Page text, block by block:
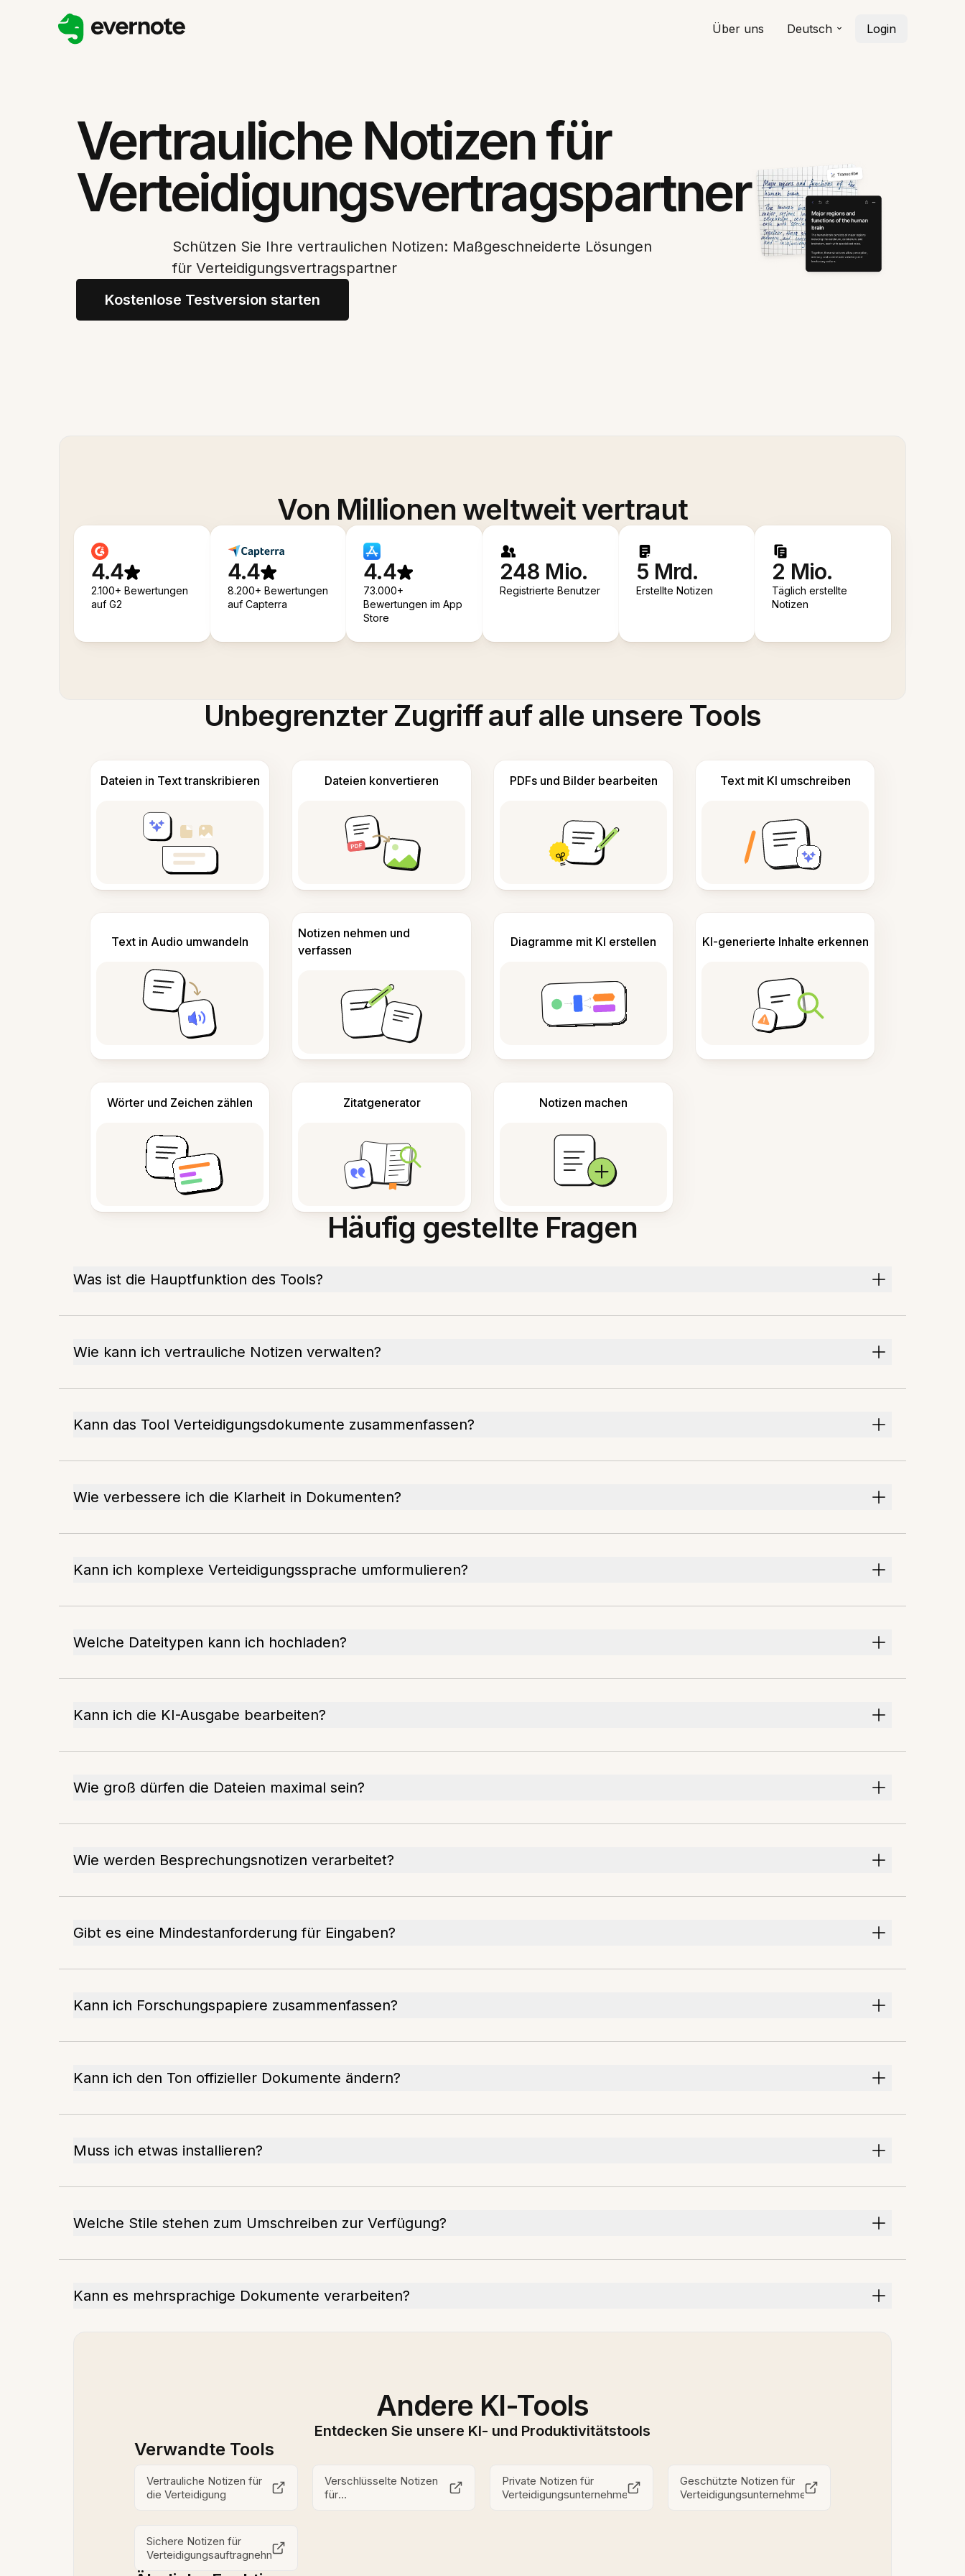
Über uns Deutsch Login
Vertrauliche Notizen für
Verteidigungsvertragspartner
Schützen Sie Ihre vertraulichen Notizen: Maßgeschneiderte Lösungen
für Verteidigungsvertragspartner
Kostenlose Testversion starten
Von Millionen weltweit vertraut
4.4
2.100+ Bewertungen
auf G2
4.4
8.200+ Bewertungen
auf Capterra
4.4
73.000+
Bewertungen im App
Store
248 Mio.
Registrierte Benutzer
5 Mrd.
Erstellte Notizen
2 Mio.
Täglich erstellte
Notizen
Unbegrenzter Zugriff auf alle unsere Tools
Dateien in Text transkribieren Dateien konvertieren PDFs und Bilder bearbeiten Text mit KI umschreiben
Text in Audio umwandeln
Notizen nehmen und
verfassen
Diagramme mit KI erstellen KI-generierte Inhalte erkennen
Wörter und Zeichen zählen Zitatgenerator Notizen machen
Häufig gestellte Fragen
Was ist die Hauptfunktion des Tools?
Wie kann ich vertrauliche Notizen verwalten?
Kann das Tool Verteidigungsdokumente zusammenfassen?
Wie verbessere ich die Klarheit in Dokumenten?
Kann ich komplexe Verteidigungssprache umformulieren?
Welche Dateitypen kann ich hochladen?
Kann ich die KI-Ausgabe bearbeiten?
Wie groß dürfen die Dateien maximal sein?
Wie werden Besprechungsnotizen verarbeitet?
Gibt es eine Mindestanforderung für Eingaben?
Kann ich Forschungspapiere zusammenfassen?
Kann ich den Ton offizieller Dokumente ändern?
Muss ich etwas installieren?
Welche Stile stehen zum Umschreiben zur Verfügung?
Kann es mehrsprachige Dokumente verarbeiten?
Andere KI-Tools
Entdecken Sie unsere KI- und Produktivitätstools
Verwandte Tools
Vertrauliche Notizen für
die Verteidigung
Verschlüsselte Notizen
für
Private Notizen für
Verteidigungsunternehmen
Geschützte Notizen für
Verteidigungsunternehmen
Sichere Notizen für
Verteidigungsauftragnehmer